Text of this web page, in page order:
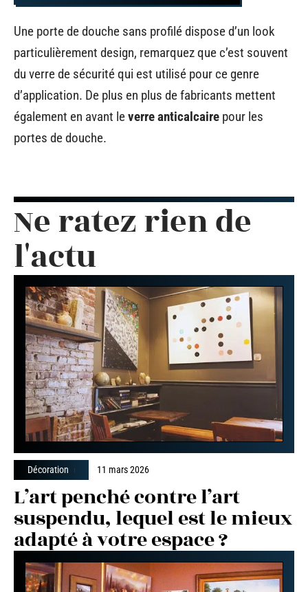
Une porte de douche sans profilé dispose d’un look
particulièrement design, remarquez que c’est souvent
du verre de sécurité qui est utilisé pour ce genre
d’application. De plus en plus de fabricants mettent
également en avant leverre anticalcaire pour les
portes de douche.
Ne ratez rien de
l'actu
Décoration 11 mars 2026
L’art penché contre l’art
suspendu, lequel est le mieux
adapté à votre espace ?